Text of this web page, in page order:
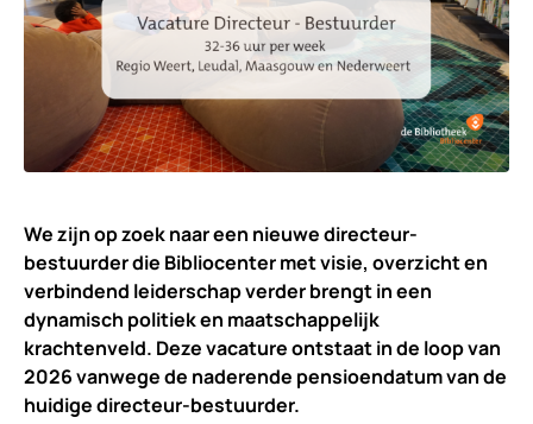
We zijn op zoek naar een nieuwe directeur-
bestuurder die Bibliocenter met visie, overzicht en
verbindend leiderschap verder brengt in een
dynamisch politiek en maatschappelijk
krachtenveld. Deze vacature ontstaat in de loop van
2026 vanwege de naderende pensioendatum van de
huidige directeur-bestuurder.